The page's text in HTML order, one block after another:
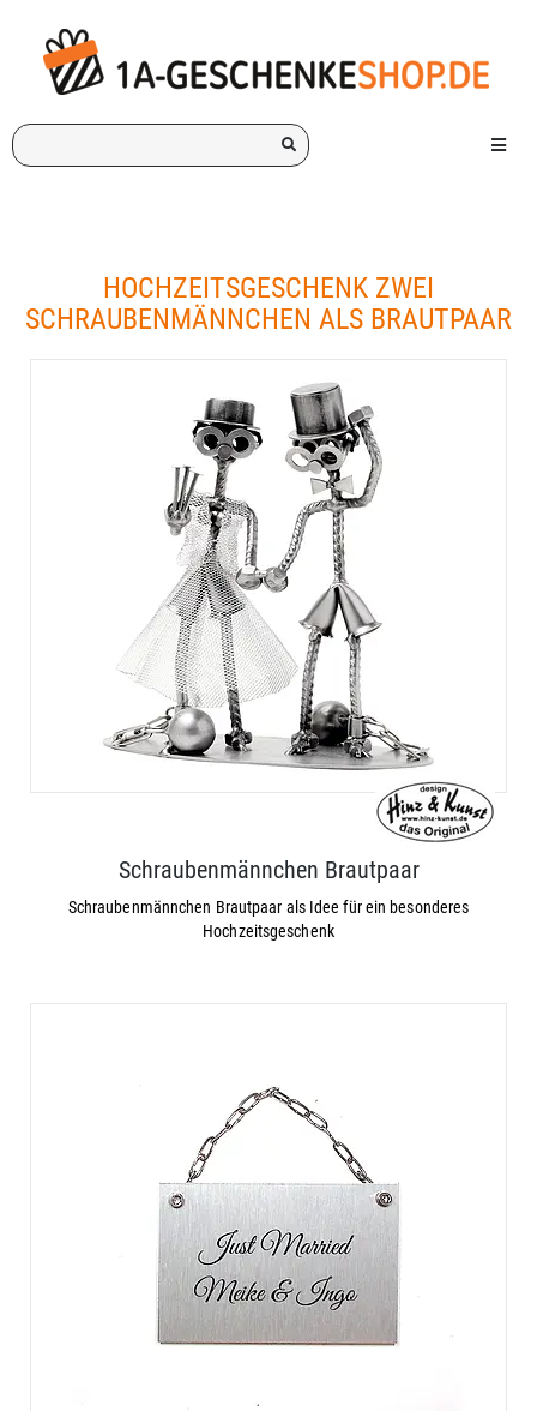
Ich
suche
Menü
HOCHZEITSGESCHENK ZWEI
SCHRAUBENMÄNNCHEN ALS BRAUTPAAR
Schraubenmännchen Brautpaar
Schraubenmännchen Brautpaar als Idee für ein besonderes
Hochzeitsgeschenk